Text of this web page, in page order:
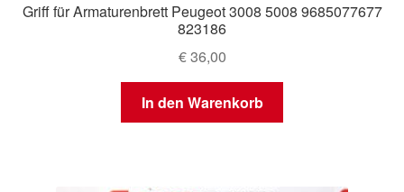
Griff für Armaturenbrett Peugeot 3008 5008 9685077677
823186
€36,00
In den Warenkorb